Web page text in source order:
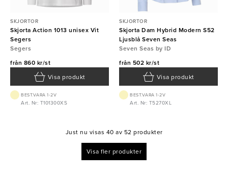
SKJORTOR
Skjorta Action 1013 unisex Vit
Segers
Segers
från 860 kr/st
Visa produkt
BEST.VARA 1-2V
Art. Nr: T101300XS
SKJORTOR
Skjorta Dam Hybrid Modern S52
Ljusblå Seven Seas
Seven Seas by ID
från 502 kr/st
Visa produkt
BEST.VARA 1-2V
Art. Nr: T5270XL
Just nu visas 40 av 52 produkter
Visa fler produkter